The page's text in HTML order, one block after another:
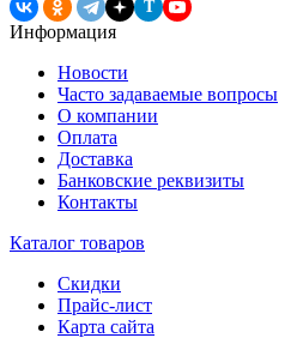
T
Информация
Новости
Часто задаваемые вопросы
О компании
Оплата
Доставка
Банковские реквизиты
Контакты
Каталог товаров
Скидки
Прайс-лист
Карта сайта